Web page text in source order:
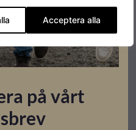
Acceptera alla
på vårt